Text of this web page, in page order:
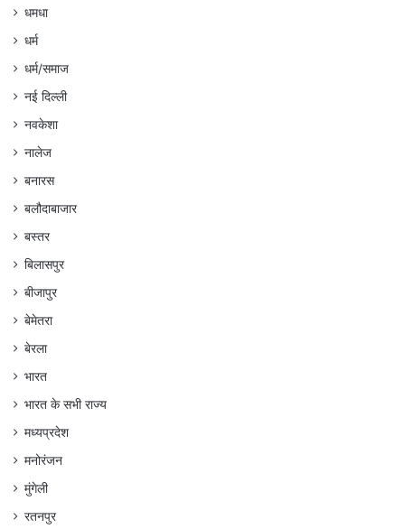
धमधा
धर्म
धर्म/समाज
नई दिल्ली
नवकेशा
नालेज
बनारस
बलौदाबाजार
बस्तर
बिलासपुर
बीजापुर
बेमेतरा
बेरला
भारत
भारत के सभी राज्य
मध्यप्रदेश
मनोरंजन
मुंगेली
रतनपुर